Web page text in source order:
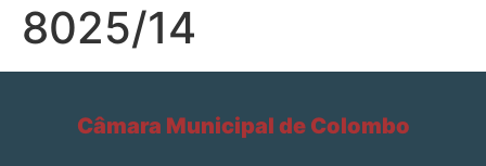
8025/14
Câmara Municipal de Colombo